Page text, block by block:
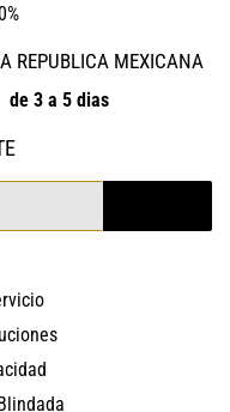
REPUBLICA MEXICANA
de 3 a 5 dias